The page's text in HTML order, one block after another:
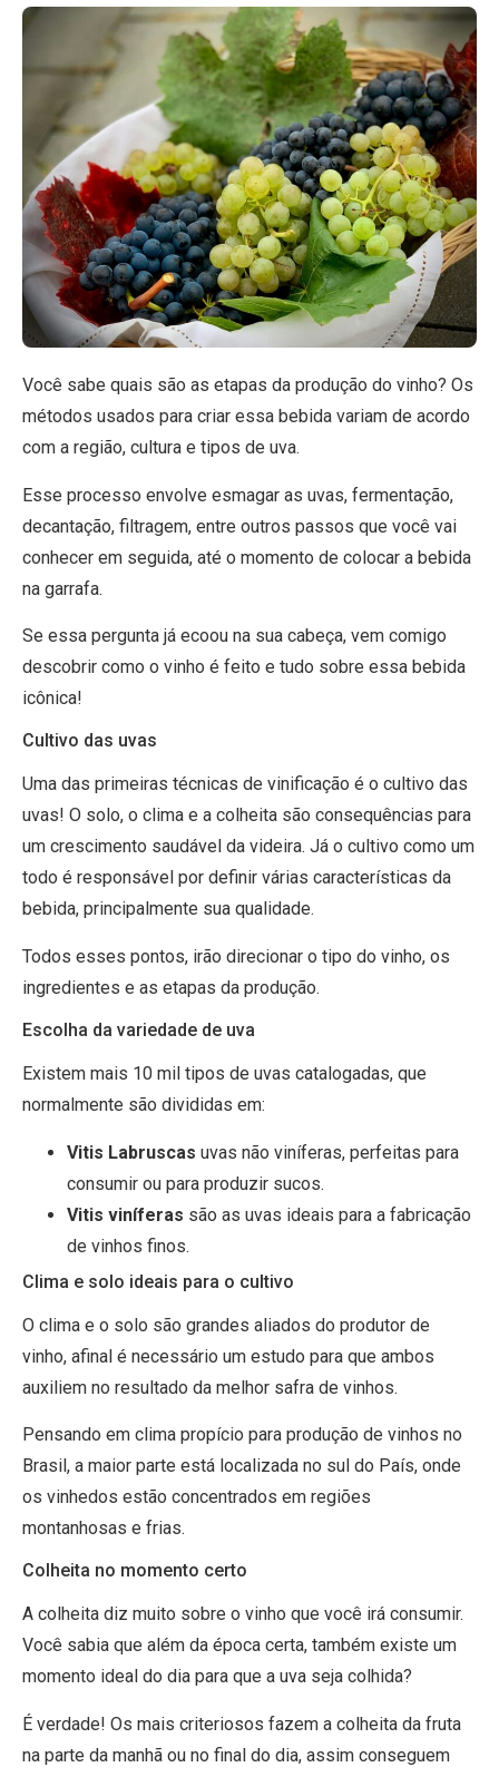
Você sabe quais são as etapas da produção do vinho? Os
métodos usados para criar essa bebida variam de acordo
com a região, cultura e tipos de uva.
Esse processo envolve esmagar as uvas, fermentação,
decantação, filtragem, entre outros passos que você vai
conhecer em seguida, até o momento de colocar a bebida
na garrafa.
Se essa pergunta já ecoou na sua cabeça, vem comigo
descobrir como o vinho é feito e tudo sobre essa bebida
icônica!
Cultivo das uvas
Uma das primeiras técnicas de vinificação é o cultivo das
uvas! O solo, o clima e a colheita são consequências para
um crescimento saudável da videira. Já o cultivo como um
todo é responsável por definir várias características da
bebida, principalmente sua qualidade.
Todos esses pontos, irão direcionar o tipo do vinho, os
ingredientes e as etapas da produção.
Escolha da variedade de uva
Existem mais 10 mil tipos de uvas catalogadas, que
normalmente são divididas em:
Vitis Labruscas uvas não viníferas, perfeitas para
consumir ou para produzir sucos.
Vitis viníferas são as uvas ideais para a fabricação
de vinhos finos.
Clima e solo ideais para o cultivo
O clima e o solo são grandes aliados do produtor de
vinho, afinal é necessário um estudo para que ambos
auxiliem no resultado da melhor safra de vinhos.
Pensando em clima propício para produção de vinhos no
Brasil, a maior parte está localizada no sul do País, onde
os vinhedos estão concentrados em regiões
montanhosas e frias.
Colheita no momento certo
A colheita diz muito sobre o vinho que você irá consumir.
Você sabia que além da época certa, também existe um
momento ideal do dia para que a uva seja colhida?
É verdade! Os mais criteriosos fazem a colheita da fruta
na parte da manhã ou no final do dia, assim conseguem